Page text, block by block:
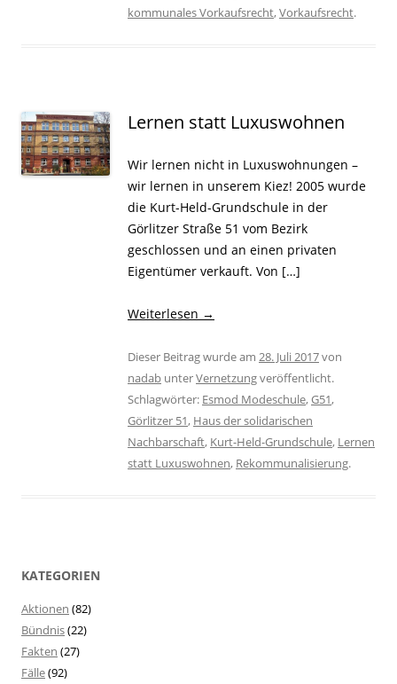
kommunales Vorkaufsrecht,Vorkaufsrecht.
Lernen statt Luxuswohnen
Wir lernen nicht in Luxuswohnungen –
wir lernen in unserem Kiez! 2005 wurde
die Kurt-Held-Grundschule in der
Görlitzer Straße 51 vom Bezirk
geschlossen und an einen privaten
Eigentümer verkauft. Von […]
Weiterlesen →
Dieser Beitrag wurde am 28. Juli 2017von
nadab unterVernetzungveröffentlicht.
Schlagwörter: Esmod Modeschule,G51,
Görlitzer 51, Haus der solidarischen
Nachbarschaft, Kurt-Held-Grundschule, Lernen
statt Luxuswohnen, Rekommunalisierung.
KATEGORIEN
Aktionen (82)
Bündnis(22)
Fakten (27)
Fälle(92)